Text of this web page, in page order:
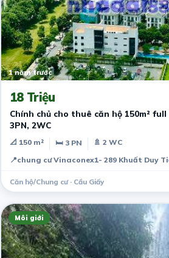
1 năm trước
18 Triệu
Chính chủ cho thuê căn hộ 150m²
3PN, 2WC
📐 150 m² 🛏 3 PN
🚿 2 WC
📍chung cư Vinaconex1- 289 Khuất Duy
Căn hộ/Chung cư · Cầu Giấy
Môi giới